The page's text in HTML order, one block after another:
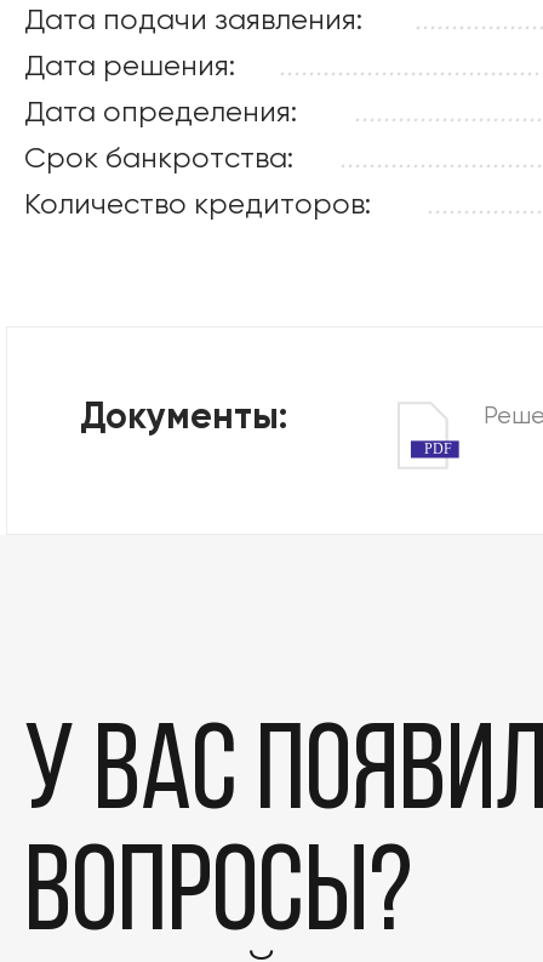
Дата подачи заявления:
Дата решения:
Дата определения:
Срок банкротства:
Количество кредиторов:
Документы:
PDF
У вас
вопросы?
Этапы